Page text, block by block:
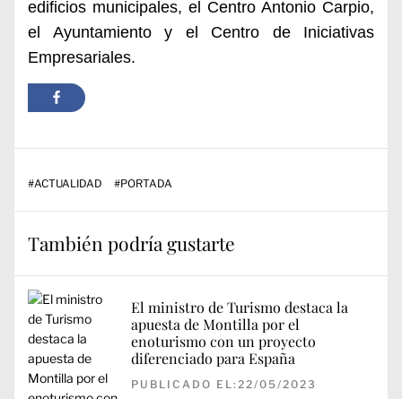
edificios municipales, el Centro Antonio Carpio,
el Ayuntamiento y el Centro de Iniciativas
Empresariales.
#ACTUALIDAD #PORTADA
También podría gustarte
El ministro de Turismo destaca la
apuesta de Montilla por el
enoturismo con un proyecto
diferenciado para España
PUBLICADO EL:22/05/2023